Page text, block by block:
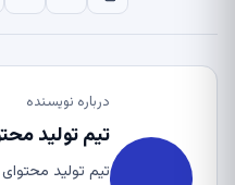
درباره نویسنده
تیم تولید
تیم تولید